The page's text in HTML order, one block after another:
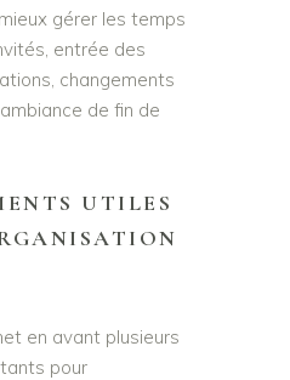
gérer les temps
entrée des
changements
de fin de
UTILES
en avant plusieurs
pour